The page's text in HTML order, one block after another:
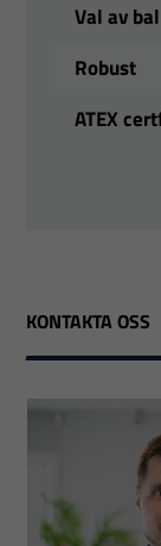
Val av
Robust
ATEX
KONTAKTA OSS